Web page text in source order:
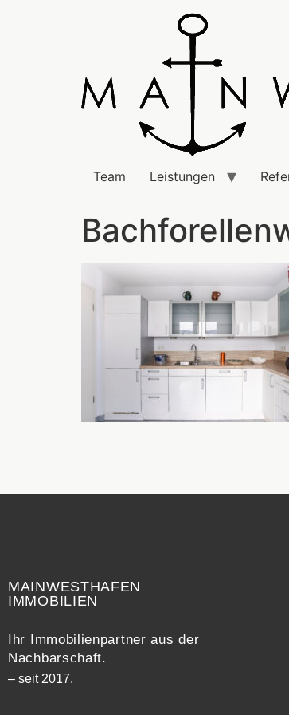
Team Leistungen
MAINWESTHAFEN
IMMOBILIEN
Ihr Immobilienpartner aus der
Nachbarschaft.
– seit 2017.